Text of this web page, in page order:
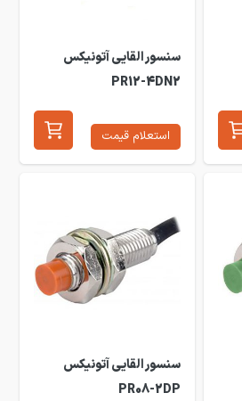
سنسور القایی آتونیکس
PR12-4DN2
استعلام قیمت
سنسور القایی آتونیکس
PR08-2DP